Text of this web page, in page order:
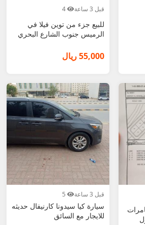
قبل 3 ساعة
للبيع جزء من توين فيلا في
الرميس جنوب الشارع البحري
55,000 ريال
قبل 3 ساعة
سيارة كيا سيدونا كارنيفال حديثه
للايجار مع السائق